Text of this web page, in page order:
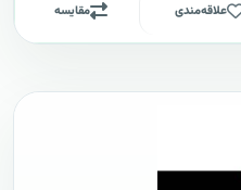
علاقه‌مندی مقایسه